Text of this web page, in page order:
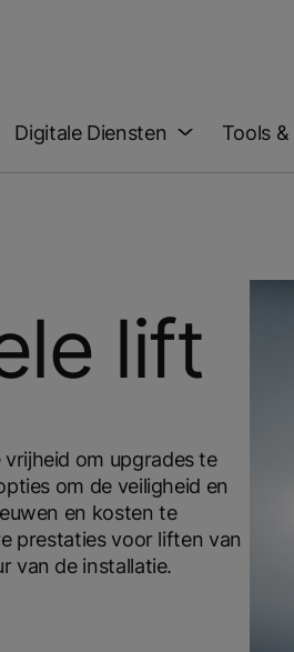
Digitale Diensten Tools
lift
om upgrades te
om de veiligheid en
en kosten te
prestaties voor liften van
van de installatie.